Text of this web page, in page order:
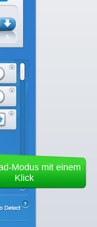
Modus mit einem
Klick